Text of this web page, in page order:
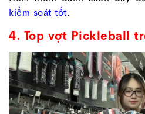
kiểm soát tốt.
4. Top vợt Pickleball